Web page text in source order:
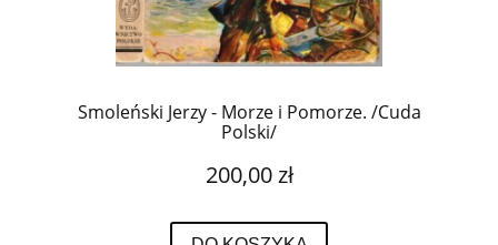
Smoleński Jerzy - Morze i Pomorze. /Cuda
Polski/
200,00 zł